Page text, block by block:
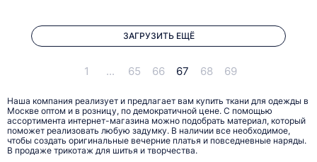
ЗАГРУЗИТЬ ЕЩЁ
1 ... 65 66 67 68 69
Наша компания реализует и предлагает вам купить ткани для одежды в
Москве оптом и в розницу, по демократичной цене. С помощью
ассортимента интернет-магазина можно подобрать материал, который
поможет реализовать любую задумку. В наличии все необходимое,
чтобы создать оригинальные вечерние платья и повседневные наряды.
В продаже трикотаж для шитья и творчества.